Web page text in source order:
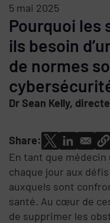
5 mai 2025
Pourquoi les
ils besoin
de normes
Dr Sean Kelly,
Share:
En tant que
chaque jour aux
auxquels sont
santé. Au cœur de
de supprimer les